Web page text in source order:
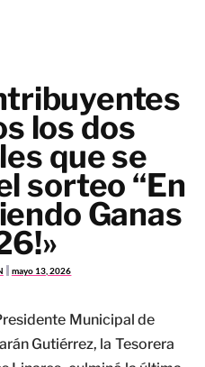
los dos
que se
sorteo “En
Ganas
mayo 13, 2026
Municipal de
Gutiérrez, la Tesorera